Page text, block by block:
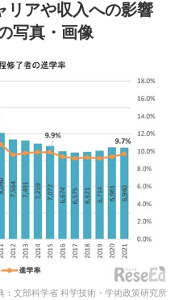
リアや収入への影響
写真・画像
：文部科学省 科学技術・学術政策研究所